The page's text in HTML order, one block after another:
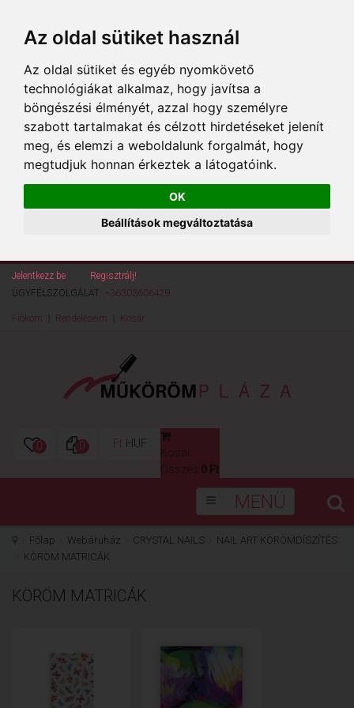
Az oldal sütiket használ
Az oldal sütiket és egyéb nyomkövető
technológiákat alkalmaz, hogy javítsa a
böngészési élményét, azzal hogy személyre
szabott tartalmakat és célzott hirdetéseket jelenít
meg, és elemzi a weboldalunk forgalmát, hogy
megtudjuk honnan érkeztek a látogatóink.
OK
Beállítások megváltoztatása
Jelentkezz be
Regisztrálj!
ÜGYFÉLSZOLGÁLAT: +36303606429
Fiókom Rendeléseim Kosár
0 0 Ft HUF
Kosár
Összes: 0 Ft
MENÜ
Főlap Webáruház CRYSTAL NAILS
NAIL ART KÖRÖMDÍSZÍTÉS
KÖRÖM MATRICÁK
KÖRÖM MATRICÁK